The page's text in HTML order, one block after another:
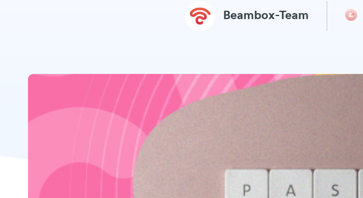
Beambox-Team